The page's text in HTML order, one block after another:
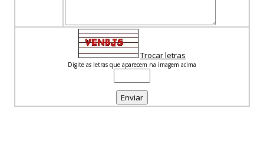
Trocar letras
Digite as letras que aparecem na imagem acima